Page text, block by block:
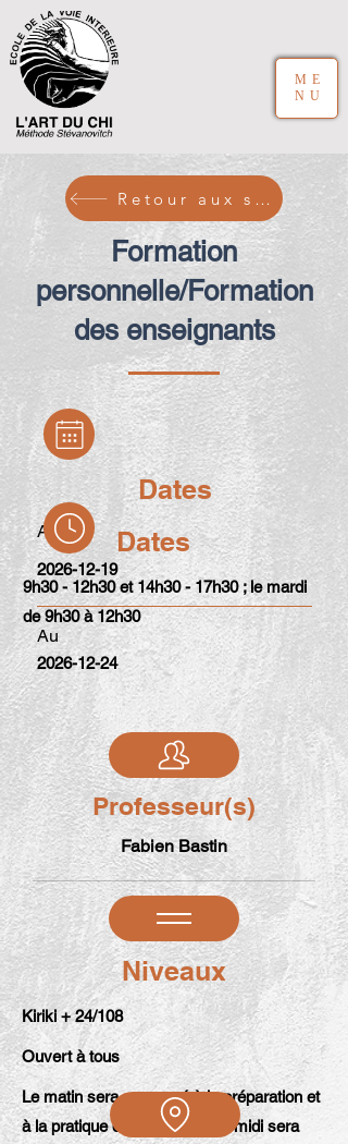
ME
NU
Retour aux stages
Formation
personnelle/Formation
des enseignants
Dates
Au
2026-12-19
Au
2026-12-24
Dates
9h30 - 12h30 et 14h30 - 17h30 ; le mardi
de 9h30 à 12h30
Professeur(s)
Fabien Bastin
Niveaux
Kiriki + 24/108
Ouvert à tous
Le matin sera consacré à la préparation et
à la pratique du Kiriki. L'après-midi sera